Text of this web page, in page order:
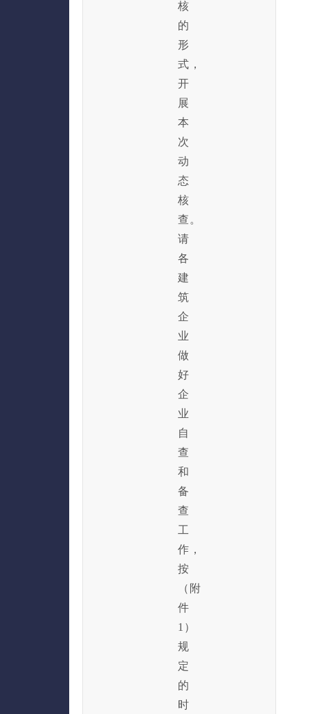
核
的
形
式，
开
展
本
次
动
态
核
查。
请
各
建
筑
企
业
做
好
企
业
自
查
和
备
查
工
作，
按
（附
件
1）
规
定
的
时